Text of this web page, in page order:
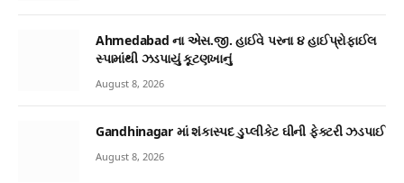
Ahmedabad ના એસ.જી. હાઈવે પરના ૪ હાઈપ્રોફાઈલ
સ્પામાંથી ઝડપાયું કૂટણખાનું
August 8, 2026
Gandhinagar માં શંકાસ્પદ ડુપ્લીકેટ ઘીની ફેક્ટરી ઝડપાઈ
August 8, 2026